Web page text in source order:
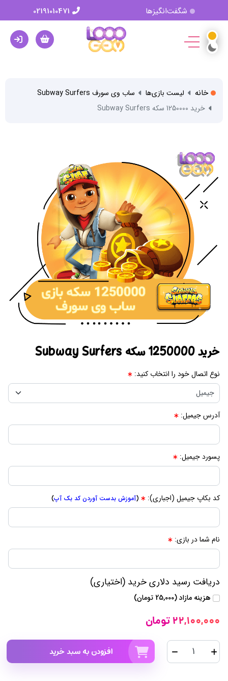
شگفت‌انگیزها
خانه لیست بازی‌ها
ساب وی سورف Subway Surfers
خرید 1250000 سکه Subway Surfers
خرید 1250000 سکه Subway Surfers
نوع اتصال خود را انتخاب کنید:
آدرس جیمیل:
پسورد جیمیل:
کد بکاپ جیمیل (اجباری): (آموزش بدست آوردن کد بک آپ)
نام شما در بازی:
دریافت رسید دلاری خرید (اختیاری)
هزینه مازاد (25,000 تومان)
22,100,000 تومان
افزودن به سبد خرید